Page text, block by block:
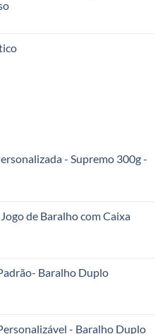
- Supremo 300g -
de Baralho com Caixa
Baralho Duplo
- Baralho Duplo